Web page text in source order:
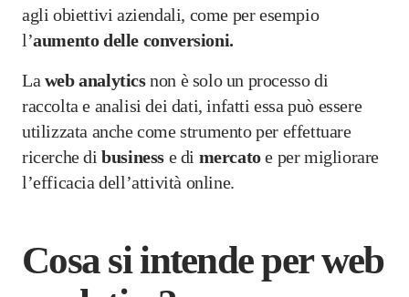
agli obiettivi aziendali, come per esempio
l’aumento delle conversioni.
La web analyticsnon è solo un processo di
raccolta e analisi dei dati, infatti essa può essere
utilizzata anche come strumento per effettuare
ricerche dibusiness e di mercatoe per migliorare
l’efficacia dell’attività online.
Cosa si intende per web